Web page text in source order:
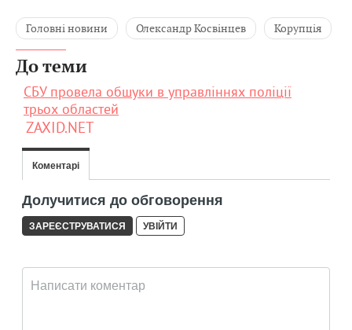
Головні новини Олександр Косвінцев Корупція
До теми
СБУ провела обшуки в управліннях поліції
трьох областей
ZAXID.NET